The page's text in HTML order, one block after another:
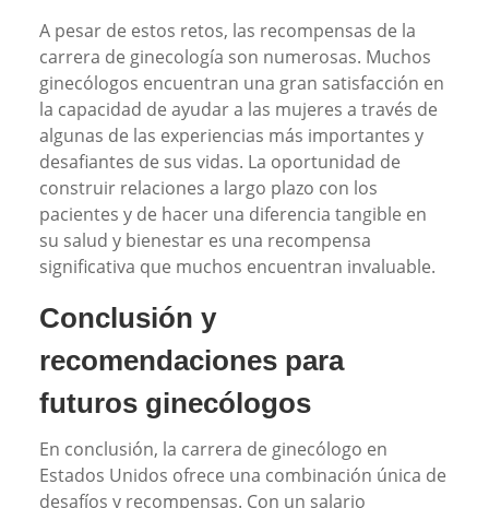
A pesar de estos retos, las recompensas de la
carrera de ginecología son numerosas. Muchos
ginecólogos encuentran una gran satisfacción en
la capacidad de ayudar a las mujeres a través de
algunas de las experiencias más importantes y
desafiantes de sus vidas. La oportunidad de
construir relaciones a largo plazo con los
pacientes y de hacer una diferencia tangible en
su salud y bienestar es una recompensa
significativa que muchos encuentran invaluable.
Conclusión y
recomendaciones para
futuros ginecólogos
En conclusión, la carrera de ginecólogo en
Estados Unidos ofrece una combinación única de
desafíos y recompensas. Con un salario